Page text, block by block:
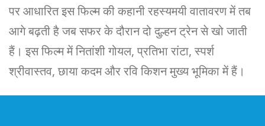
पर आधारित इस फिल्म की कहानी रहस्यमयी वातावरण में तब
आगे बढ़ती है जब सफर के दौरान दो दुल्हन ट्रेन से खो जाती
हैं। इस फिल्म में नितांशी गोयल, प्रतिभा रांटा, स्पर्श
श्रीवास्तव, छाया कदम और रवि किशन मुख्य भूमिका में हैं।